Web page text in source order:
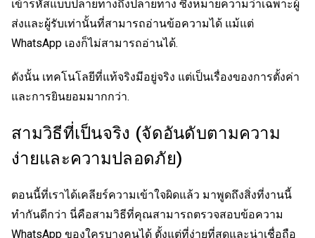
เข้ารหัสแบบปลายทางถึงปลายทาง ซึ่งหมายความว่าเฉพาะผู้
ส่งและผู้รับเท่านั้นที่สามารถอ่านข้อความได้ แม้แต่
WhatsApp เองก็ไม่สามารถอ่านได้.
ดังนั้น เทคโนโลยีที่แท้จริงมีอยู่จริง แต่เป็นเรื่องของการตั้งค่า
และการยินยอมมากกว่า.
สามวิธีที่เป็นจริง (จัดอันดับตามความ
ง่ายและความปลอดภัย)
ตอนนี้ที่เราได้เคลียร์ความเข้าใจผิดแล้ว มาพูดถึงสิ่งที่งานนี้
ทำกันดีกว่า นี่คือสามวิธีที่คุณสามารถตรวจสอบข้อความ
WhatsApp ของใครบางคนได้ ตั้งแต่ที่ง่ายที่สุดและน่าเชื่อถือ